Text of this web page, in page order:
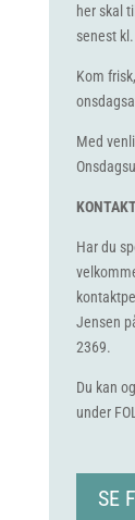
her skal
senest
Kom
Med
Har du
Jensen
2369.
Du kan
under
SE